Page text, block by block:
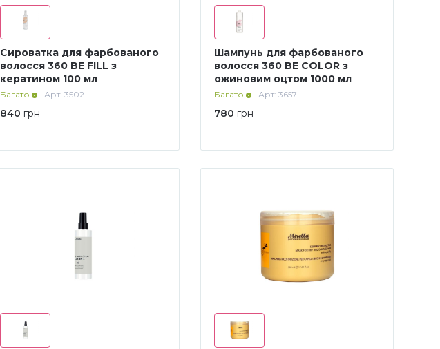
Сироватка для фарбованого
волосся 360 BE FILL з
кератином 100 мл
Багато Арт: 3502
840 грн
Шампунь для фарбованого
волосся 360 BE COLOR з
ожиновим оцтом 1000 мл
Багато Арт: 3657
780 грн